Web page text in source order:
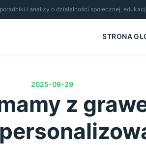
i analizy o działalności społecznej,
STRONA
2025-09-29
z